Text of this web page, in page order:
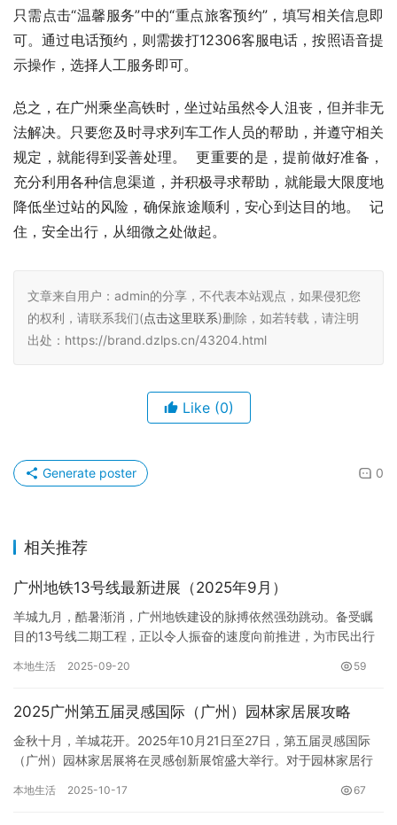
只需点击“温馨服务”中的“重点旅客预约”，填写相关信息即
可。通过电话预约，则需拨打12306客服电话，按照语音提
示操作，选择人工服务即可。
总之，在广州乘坐高铁时，坐过站虽然令人沮丧，但并非无
法解决。只要您及时寻求列车工作人员的帮助，并遵守相关
规定，就能得到妥善处理。  更重要的是，提前做好准备，
充分利用各种信息渠道，并积极寻求帮助，就能最大限度地
降低坐过站的风险，确保旅途顺利，安心到达目的地。  记
住，安全出行，从细微之处做起。
文章来自用户：admin的分享，不代表本站观点，如果侵犯您
的权利，请联系我们(点击这里联系)删除，如若转载，请注明
出处：https://brand.dzlps.cn/43204.html
Like (0)
0
Generate poster
相关推荐
广州地铁13号线最新进展（2025年9月）
羊城九月，酷暑渐消，广州地铁建设的脉搏依然强劲跳动。备受瞩
目的13号线二期工程，正以令人振奋的速度向前推进，为市民出行
工…
本地生活 2025-09-20 59
2025广州第五届灵感国际（广州）园林家居展攻略
金秋十月，羊城花开。2025年10月21日至27日，第五届灵感国际
（广州）园林家居展将在灵感创新展馆盛大举行。对于园林家居行
本地生活 2025-10-17 67